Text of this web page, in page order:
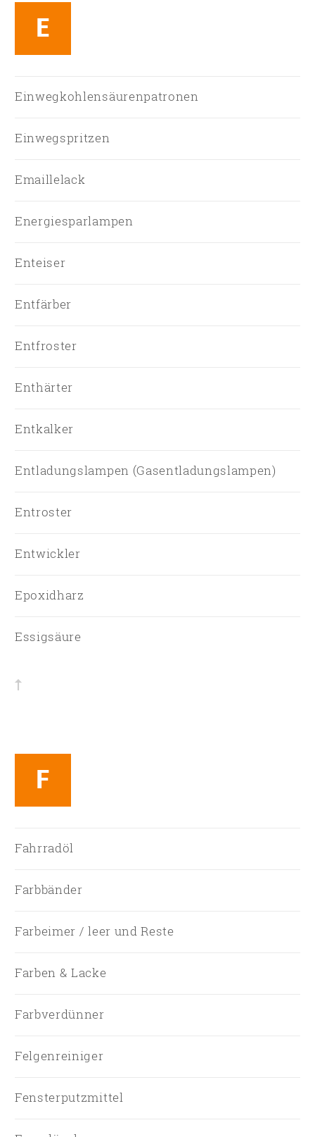
E
Einwegkohlensäurenpatronen
Einwegspritzen
Emaillelack
Energiesparlampen
Enteiser
Entfärber
Entfroster
Enthärter
Entkalker
Entladungslampen (Gasentladungslampen)
Entroster
Entwickler
Epoxidharz
Essigsäure
F
Fahrradöl
Farbbänder
Farbeimer / leer und Reste
Farben & Lacke
Farbverdünner
Felgenreiniger
Fensterputzmittel